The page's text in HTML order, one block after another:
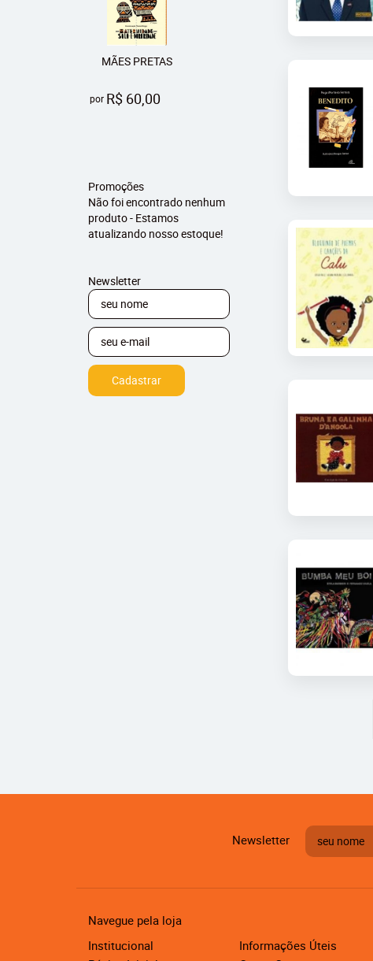
MÃES PRETAS
por R$ 60,00
Promoções
Não foi encontrado nenhum
produto - Estamos
atualizando nosso estoque!
Newsletter
Cadastrar
Newsletter
Navegue pela loja
Institucional
Informações Úteis